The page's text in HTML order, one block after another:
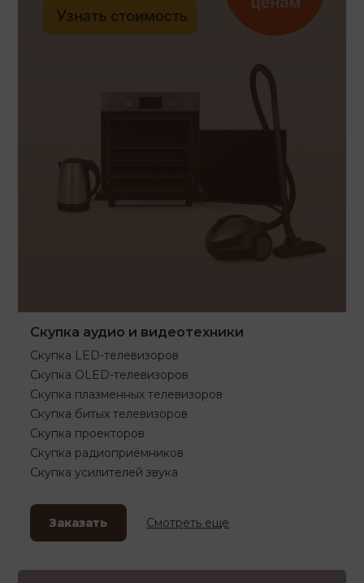
Скупка аудио и видеотехники
Скупка LED-телевизоров
Скупка OLED-телевизоров
Скупка плазменных телевизоров
Скупка битых телевизоров
Скупка проекторов
Скупка радиоприёмников
Скупка усилителей звука
Заказать Смотреть еще